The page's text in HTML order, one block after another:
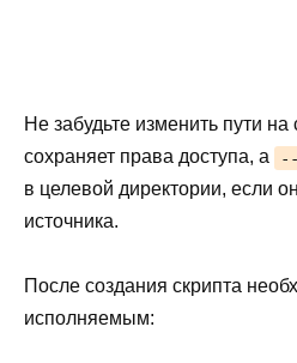
Не забудьте изменить пути на
сохраняет права доступа, а
в целевой директории, если
источника.
После создания скрипта
исполняемым: